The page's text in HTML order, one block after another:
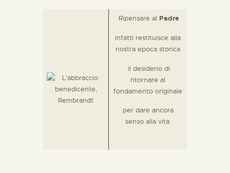
Ripensare al Padre
infatti restituisce alla
nostra epoca storica
il desiderio di
ritornare al
fondamento originale
per dare ancora
senso alla vita.